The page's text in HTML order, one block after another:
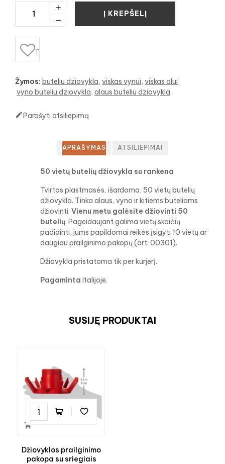
Į KREPŠELĮ

Žymos: buteliu dziovykla viskas vynui viskas alui
vyno buteliu dziovykla alaus buteliu dziovykla
Parašyti atsiliepimą
APRAŠYMAS ATSILIEPIMAI
50 vietų butelių džiovykla su rankena
Tvirtos plastmasės, išardoma, 50 vietų butelių
džiovykla. Tinka alaus, vyno ir kitiems buteliams
džiovinti. Vienu metu galėsite džiovinti 50
butelių. Pageidaujant galima vietų skaičių
padidinti, jums papildomai reikės įsigyti 10 vietų ar
daugiau prailginimo pakopų (art. 00301).
Džiovykla pristatoma tik per kurjerį.
Pagaminta Italijoje.
SUSIJĘ PRODUKTAI

Džiovyklos prailginimo
pakopa su sriegiais